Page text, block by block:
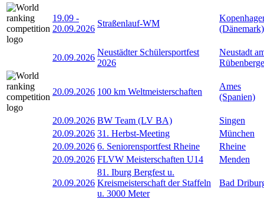
19.09 -
20.09.2026
Straßenlauf-WM
(Dänemark)
20.09.2026
Neustädter Schülersportfest
2026
Neustadt
Rübenberge
20.09.2026 100 km Weltmeisterschaften
Ames
(Spanien)
20.09.2026 BW Team (LV BA)
Singen
20.09.2026 31. Herbst-Meeting
München
20.09.2026 6. Seniorensportfest Rheine
Rheine
20.09.2026 FLVW Meisterschaften U14 Menden
20.09.2026
81. Iburg Bergfest u.
Kreismeisterschaft der Staffeln
u. 3000 Meter
Bad